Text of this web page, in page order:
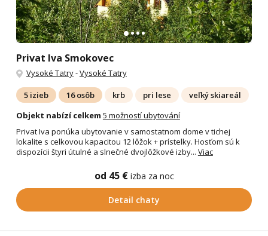
Privat Iva Smokovec
Vysoké Tatry-Vysoké Tatry
5 izieb 16 osôb krb pri lese
veľký skiareál
Objekt nabízí celkem 5 možností ubytování
Privat Iva ponúka ubytovanie v samostatnom dome v tichej
lokalite s celkovou kapacitou 12 lôžok + prístelky. Hosťom sú k
dispozícii štyri útulné a slnečné dvojlôžkové izby... Viac
od 45 € izba za noc
Detail chaty